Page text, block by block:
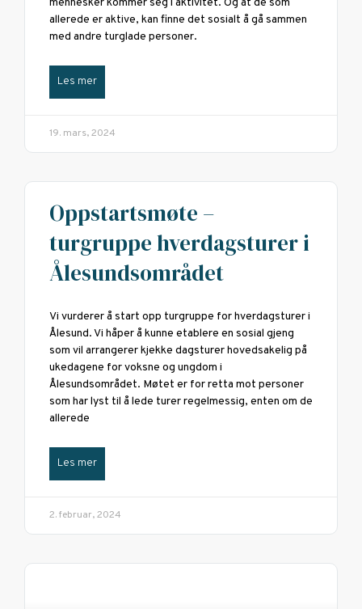
mennesker kommer seg i aktivitet. Og at de som
allerede er aktive, kan finne det sosialt å gå sammen
med andre turglade personer.
Les mer
19. mars, 2024
Oppstartsmøte –
turgruppe hverdagsturer i
Ålesundsområdet
Vi vurderer å start opp turgruppe for hverdagsturer i
Ålesund. Vi håper å kunne etablere en sosial gjeng
som vil arrangerer kjekke dagsturer hovedsakelig på
ukedagene for voksne og ungdom i
Ålesundsområdet. Møtet er for retta mot personer
som har lyst til å lede turer regelmessig, enten om de
allerede
Les mer
2. februar, 2024